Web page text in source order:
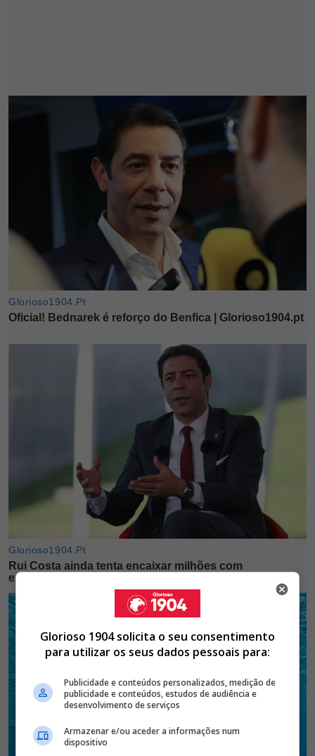
Glorioso 1904 solicita o seu consentimento
para utilizar os seus dados pessoais para:
Publicidade e conteúdos personalizados, medição de
publicidade e conteúdos, estudos de audiência e
desenvolvimento de serviços
Armazenar e/ou aceder a informações num
dispositivo